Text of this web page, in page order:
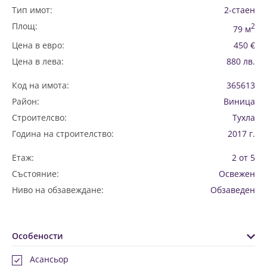
Тип имот:
2-стаен
Площ:
79 м2
Цена в евро:
450 €
Цена в лева:
880 лв.
Код на имота:
365613
Район:
Виница
Строителсво:
Тухла
Година на строителство:
2017 г.
Етаж:
2 от 5
Състояние:
Освежен
Ниво на обзавеждане:
Обзаведен
Особености
Асансьор